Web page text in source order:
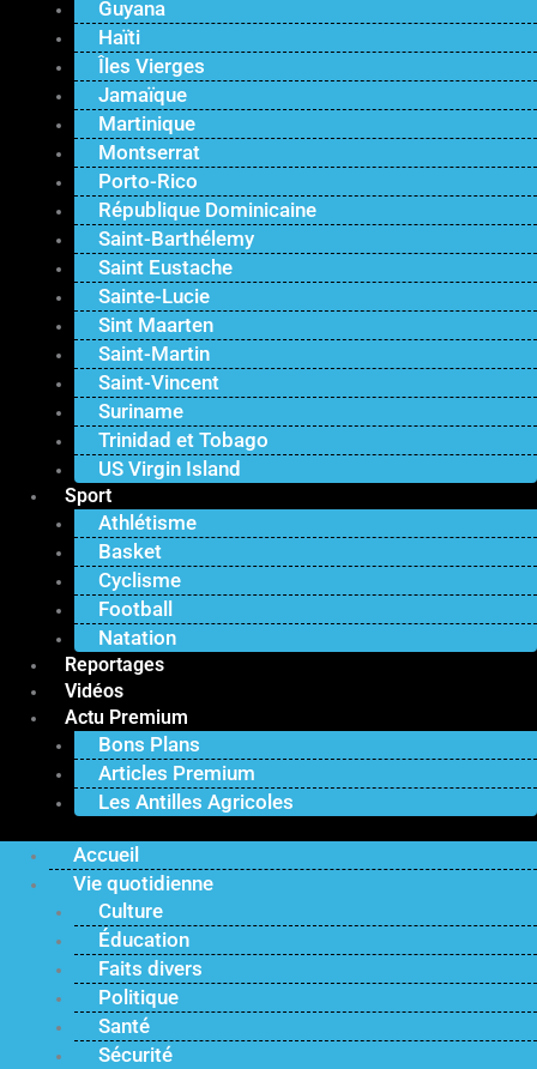
Guyana
Haïti
Îles Vierges
Jamaïque
Martinique
Montserrat
Porto-Rico
République Dominicaine
Saint-Barthélemy
Saint Eustache
Sainte-Lucie
Sint Maarten
Saint-Martin
Saint-Vincent
Suriname
Trinidad et Tobago
US Virgin Island
Sport
Athlétisme
Basket
Cyclisme
Football
Natation
Reportages
Vidéos
Actu Premium
Bons Plans
Articles Premium
Les Antilles Agricoles
Accueil
Vie quotidienne
Culture
Éducation
Faits divers
Politique
Santé
Sécurité